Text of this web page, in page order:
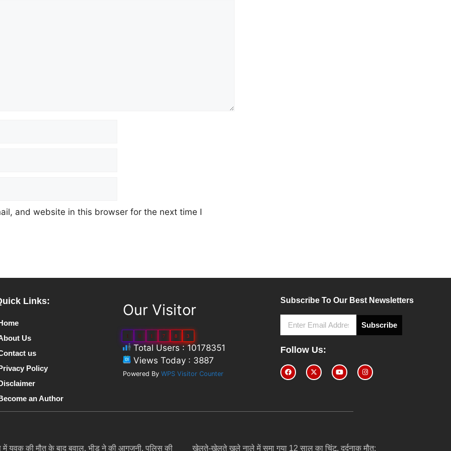
and website in this browser for the next time I
Links:
Us
us
Policy
an Author
Our Visitor
1 0 1 7 8 3
Total Users : 10178351
Views Today : 3887
Powered By WPS Visitor Counter
Subscribe To Our Best Newsletters
Subscribe
Follow Us:
में युवक की मौत के बाद बवाल, भीड़ ने की आगजनी, पुलिस की खेलते-खेलते खुले नाले में समा गया 12 साल का चिंटू, दर्दनाक मौत;